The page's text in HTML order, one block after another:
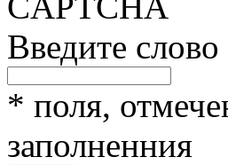
Введите
* поля,
заполненния